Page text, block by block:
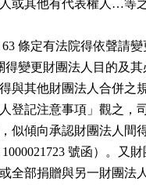
察人或其他有代表權人…等
63 條定有法院得依聲請
關得變更財團法人目的及
得與其他財團法人合併之
法人登記注意事項」觀之，
，似傾向承認財團法人間
第 1000021723 號函）。又
部或全部捐贈與另一財團法